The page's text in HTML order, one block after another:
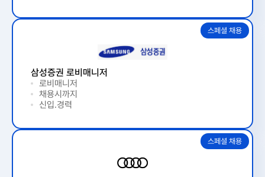
삼성증권 로비매니저
로비매니저
채용시까지
신입.경력